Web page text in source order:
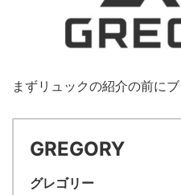
まずリュックの紹介の前に
GREGORY
グレゴリー